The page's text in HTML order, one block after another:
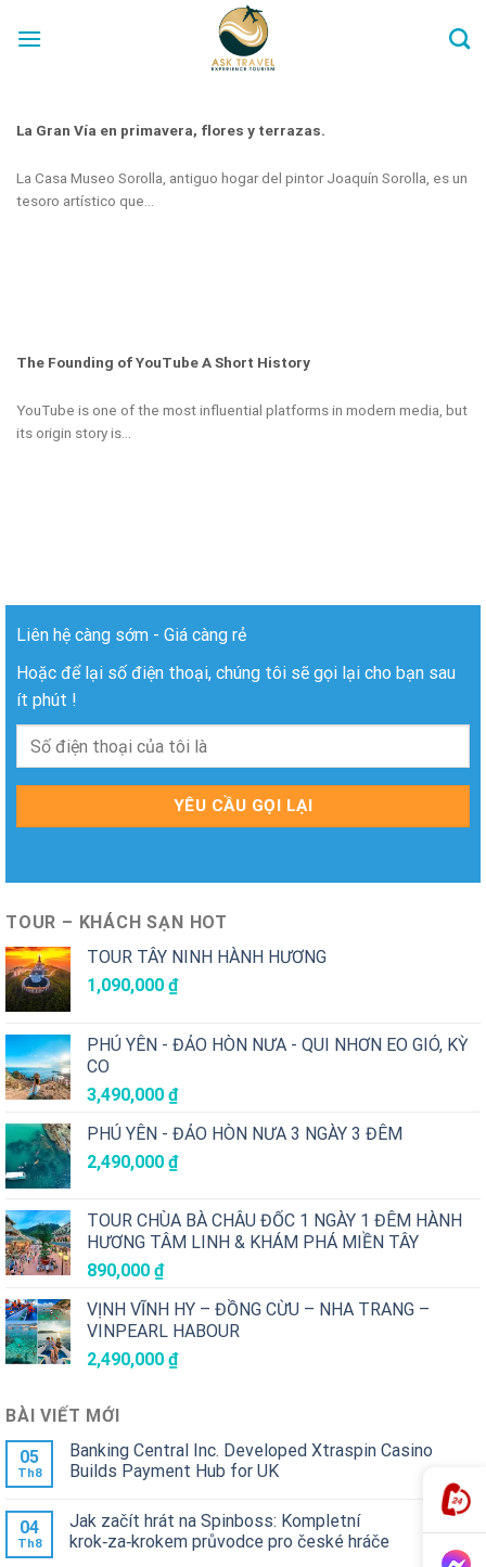
La Gran Vía en primavera, flores y terrazas.
La Casa Museo Sorolla, antiguo hogar del pintor Joaquín Sorolla, es un
tesoro artístico que...
The Founding of YouTube A Short History
YouTube is one of the most influential platforms in modern media, but
its origin story is...
Liên hệ càng sớm - Giá càng rẻ
Hoặc để lại số điện thoại, chúng tôi sẽ gọi lại cho bạn sau
ít phút !
TOUR – KHÁCH SẠN HOT
TOUR TÂY NINH HÀNH HƯƠNG
1,090,000 ₫
PHÚ YÊN - ĐẢO HÒN NƯA - QUI NHƠN EO GIÓ, KỲ
CO
3,490,000 ₫
PHÚ YÊN - ĐẢO HÒN NƯA 3 NGÀY 3 ĐÊM
2,490,000 ₫
TOUR CHÙA BÀ CHÂU ĐỐC 1 NGÀY 1 ĐÊM HÀNH
HƯƠNG TÂM LINH & KHÁM PHÁ MIỀN TÂY
890,000 ₫
VỊNH VĨNH HY – ĐỒNG CỪU – NHA TRANG –
VINPEARL HABOUR
2,490,000 ₫
BÀI VIẾT MỚI
05
Th8
Banking Central Inc. Developed Xtraspin Casino
Builds Payment Hub for UK
04
Th8
Jak začít hrát na Spinboss: Kompletní
krok‑za‑krokem průvodce pro české hráče